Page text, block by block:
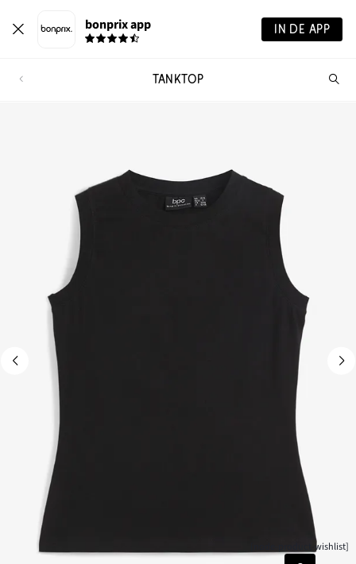
bonprix app IN DE APP
TANKTOP
[node-product-wishlist]